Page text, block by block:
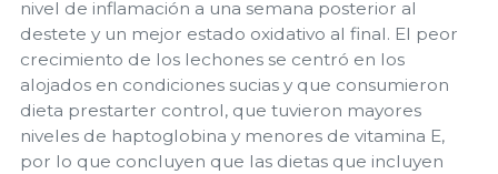
nivel de inflamación a una semana posterior al
destete y un mejor estado oxidativo al final. El peor
crecimiento de los lechones se centró en los
alojados en condiciones sucias y que consumieron
dieta prestarter control, que tuvieron mayores
niveles de haptoglobina y menores de vitamina E,
por lo que concluyen que las dietas que incluyen